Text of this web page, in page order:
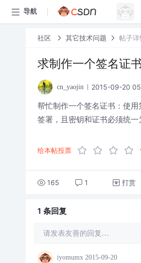
导航
社区 其它技术问题 帖子详
求制作一个签名证
cn_yaojin 2015-09-20
帮忙制作一个签名证书：使
签署，且密钥和证书必须统一
给本帖投票
165 1 打赏
1 条回复
请发表友善的回复…
iyomumx 2015-09-20